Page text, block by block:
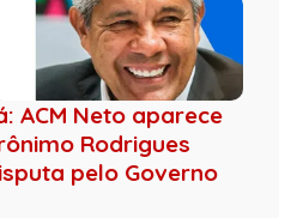
ACM Neto aparece
Rodrigues
pelo Governo